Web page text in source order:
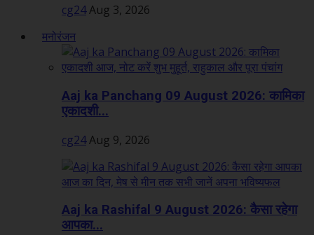
cg24Aug 3, 2026
मनोरंजन
Aaj ka Panchang 09 August 2026: कामिका
एकादशी...
cg24Aug 9, 2026
Aaj ka Rashifal 9 August 2026: कैसा रहेगा
आपका...